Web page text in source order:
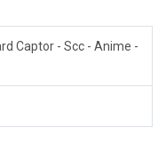
Captor - Scc - Anime -